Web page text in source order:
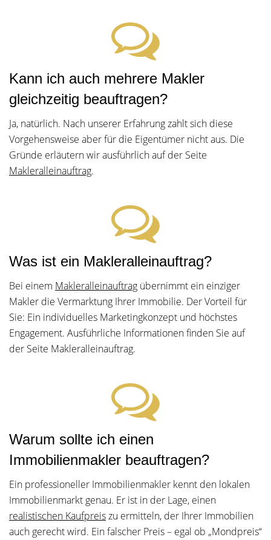
Kann ich auch mehrere Makler
gleichzeitig beauftragen?
Ja, natürlich. Nach unserer Erfahrung zahlt sich diese
Vorgehensweise aber für die Eigentümer nicht aus. Die
Gründe erläutern wir ausführlich auf der Seite
Makleralleinauftrag.
Was ist ein Makleralleinauftrag?
Bei einem Makleralleinauftrag übernimmt ein einziger
Makler die Vermarktung Ihrer Immobilie. Der Vorteil für
Sie: Ein individuelles Marketingkonzept und höchstes
Engagement. Ausführliche Informationen finden Sie auf
der Seite Makleralleinauftrag.
Warum sollte ich einen
Immobilienmakler beauftragen?
Ein professioneller Immobilienmakler kennt den lokalen
Immobilienmarkt genau. Er ist in der Lage, einen
realistischen Kaufpreiszu ermitteln, der Ihrer Immobilien
auch gerecht wird. Ein falscher Preis – egal ob „Mondpreis“